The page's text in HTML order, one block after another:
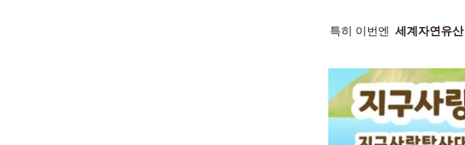
특히 이번엔 세계자연유산